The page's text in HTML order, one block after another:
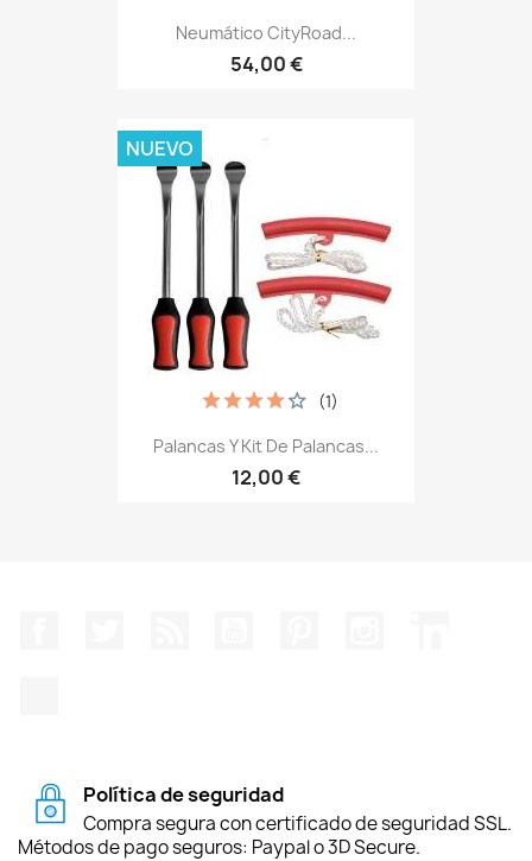
Neumático CityRoad...
54,00 €
Palancas Y Kit De Palancas...
12,00 €
(1)
NUEVO
Política de seguridad
Compra segura con certificado de seguridad SSL.
Métodos de pago seguros: Paypal o 3D Secure.